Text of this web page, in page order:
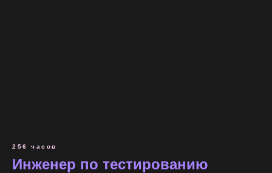
256 часов
Инженер по тестированию